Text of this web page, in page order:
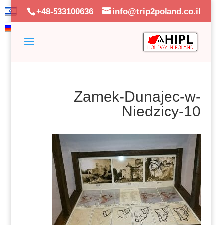
+48-533100636 info@trip2poland.co.il
Zamek-Dunajec-w-
Niedzicy-10